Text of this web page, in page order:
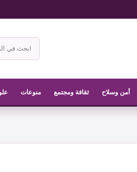
ابحث
في
الناشر
أمن وسلاح ثقافة ومجتمع منوعات